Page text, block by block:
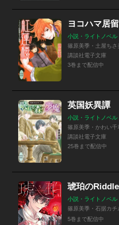
ヨコハマ居
小説・ライトノベル
篠原美季・土屋ちさ
講談社電子文庫
3巻まで配信中
英国妖異譚
小説・ライトノベル
篠原美季・かわい千
講談社電子文庫
25巻まで配信中
琥珀のRiddle
小説・ライトノベル
篠原美季・石据カチ
5巻まで配信中